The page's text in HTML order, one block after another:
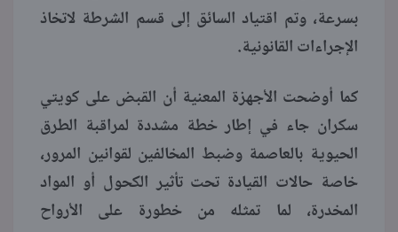
بسرعة، وتم اقتياد السائق إلى قسم الشرطة لاتخاذ
الإجراءات القانونية.
كما أوضحت الأجهزة المعنية أن القبض على كويتي
سكران جاء في إطار خطة مشددة لمراقبة الطرق
الحيوية بالعاصمة وضبط المخالفين لقوانين المرور،
خاصة حالات القيادة تحت تأثير الكحول أو المواد
المخدرة، لما تمثله من خطورة على الأرواح